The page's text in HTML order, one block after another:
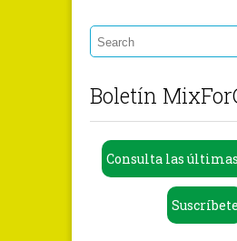
Boletín
Consulta las
Suscríbete